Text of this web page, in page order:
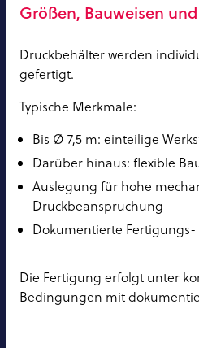
Größen, Bauweisen
Druckbehälter werden
gefertigt.
Typische Merkmale:
Bis Ø 7,5 m: einteilige
Darüber hinaus: flexible
Auslegung für hohe
Druckbeanspruchung
Dokumentierte Fertigungs-
Die Fertigung erfolgt unter
Bedingungen mit